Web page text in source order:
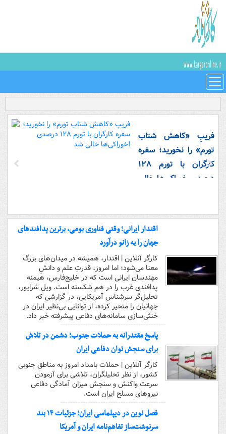
فریبِ «کاهش شتاب
تورم» را نخورید؛ سفره
کارگران با تورم ۱۲۸
درصدی خوراکی‌ها خالی
اقتدار ایرانی؛ وقتی فناوری بومی، برترین پدافندهای
جهان را به زانو درآورد
کارگر آنلاین | اقتدار، همیشه در میدان‌های بزرگ
معنا می‌شود؛ اما امروز، قدرتِ علم و دانشِ
مهندسان ایرانی است که در خلیج‌فارس، هیمنه
پدافندی غرب را در هم شکسته است. ویل شرایور،
تحلیل‌گر سرشناس آمریکایی، در گزارشی که
جهانیان را متحیر کرده، از توانایی بی‌نظیر ایران در
خنثی‌سازی سامانه‌های دفاعی پیشرفته خبر داد.
پاسخ مقتدرانه به حملات جنوب؛ دشمن در تلاش
برای سنجش توان دفاعی ایران
کارگر آنلاین | حملات بامداد امروز به مناطق جنوبی
کشور، از نظر تحلیلگران، تلاشی برای آزمودن
سرعت واکنش و سنجش میزان آمادگی دفاعی
نیروهای مسلح ایران است.
فصل نوین در دیپلماسی ایران؛ جزئیات ۱۴ بند
سرنوشت‌ساز تفاهم‌نامه ایران و آمریکا